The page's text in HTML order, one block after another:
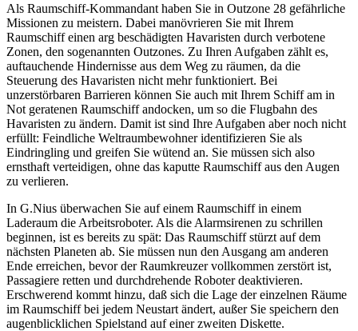
Als Raumschiff-Kommandant haben Sie in Outzone 28 gefährliche
Missionen zu meistern. Dabei manövrieren Sie mit Ihrem
Raumschiff einen arg beschädigten Havaristen durch verbotene
Zonen, den sogenannten Outzones. Zu Ihren Aufgaben zählt es,
auftauchende Hindernisse aus dem Weg zu räumen, da die
Steuerung des Havaristen nicht mehr funktioniert. Bei
unzerstörbaren Barrieren können Sie auch mit Ihrem Schiff am in
Not geratenen Raumschiff andocken, um so die Flugbahn des
Havaristen zu ändern. Damit ist sind Ihre Aufgaben aber noch nicht
erfüllt: Feindliche Weltraumbewohner identifizieren Sie als
Eindringling und greifen Sie wütend an. Sie müssen sich also
ernsthaft verteidigen, ohne das kaputte Raumschiff aus den Augen
zu verlieren.
In G.Nius überwachen Sie auf einem Raumschiff in einem
Laderaum die Arbeitsroboter. Als die Alarmsirenen zu schrillen
beginnen, ist es bereits zu spät: Das Raumschiff stürzt auf dem
nächsten Planeten ab. Sie müssen nun den Ausgang am anderen
Ende erreichen, bevor der Raumkreuzer vollkommen zerstört ist,
Passagiere retten und durchdrehende Roboter deaktivieren.
Erschwerend kommt hinzu, daß sich die Lage der einzelnen Räume
im Raumschiff bei jedem Neustart ändert, außer Sie speichern den
augenblicklichen Spielstand auf einer zweiten Diskette.